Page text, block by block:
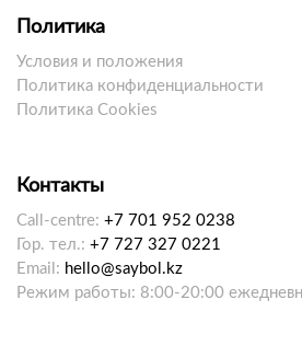
Политика
Условия и положения
Политика конфиденциальности
Политика Cookies
Контакты
Call-centre: +7 701 952 0238
Гор. тел.: +7 727 327 0221
Email: hello@saybol.kz
Режим работы: 8:00-20:00